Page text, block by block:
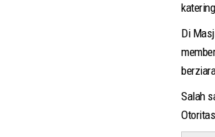
Di
Salah